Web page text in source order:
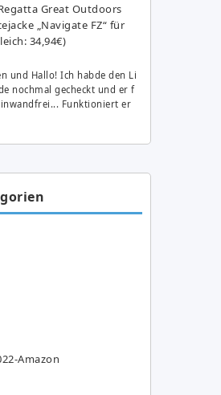
Great Outdoors
„Navigate FZ“ für
34,94€)
und Hallo! Ich habde den Li
nochmal gecheckt und er f
Funktioniert er
Amazon